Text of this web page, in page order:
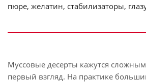
пюре, желатин, стабилизаторы,
Муссовые десерты кажутся
первый взгляд. На практике